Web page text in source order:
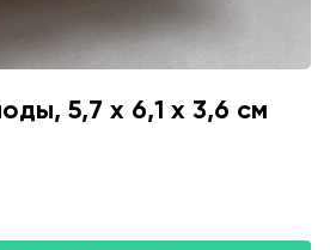
5,7 х 6,1 х 3,6 см